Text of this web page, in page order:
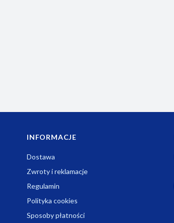
INFORMACJE
Dostawa
Zwroty i reklamacje
Regulamin
Polityka cookies
Sposoby płatności